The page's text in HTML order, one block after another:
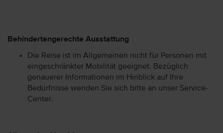
Behindertengerechte Ausstattung
Die Reise ist im Allgemeinen nicht für Personen mit
eingeschränkter Mobilität geeignet. Bezüglich
genauerer Informationen im Hinblick auf Ihre
Bedürfnisse wenden Sie sich bitte an unser Service-
Center.